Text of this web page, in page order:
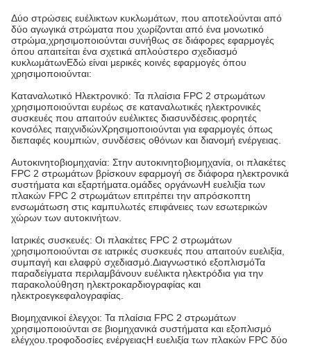
Δύο στρώσεις ευέλικτων κυκλωμάτων, που αποτελούνται από
δύο αγωγικά στρώματα που χωρίζονται από ένα μονωτικό
στρώμα,χρησιμοποιούνται συνήθως σε διάφορες εφαρμογές
όπου απαιτείται ένα σχετικά απλούστερο σχεδιασμό
κυκλωμάτωνΕδώ είναι μερικές κοινές εφαρμογές όπου
χρησιμοποιούνται:
Καταναλωτικό Ηλεκτρονικό: Τα πλαίσια FPC 2 στρωμάτων
χρησιμοποιούνται ευρέως σε καταναλωτικές ηλεκτρονικές
συσκευές που απαιτούν ευέλικτες διασυνδέσεις.φορητές
κονσόλες παιχνιδιώνΧρησιμοποιούνται για εφαρμογές όπως
διεπαφές κουμπιών, συνδέσεις οθόνων και διανομή ενέργειας.
Αυτοκινητοβιομηχανία: Στην αυτοκινητοβιομηχανία, οι πλακέτες
FPC 2 στρωμάτων βρίσκουν εφαρμογή σε διάφορα ηλεκτρονικά
συστήματα και εξαρτήματα.ομάδες οργάνωνΗ ευελιξία των
πλακών FPC 2 στρωμάτων επιτρέπει την απρόσκοπτη
ενσωμάτωση στις καμπυλωτές επιφάνειες των εσωτερικών
χώρων των αυτοκινήτων.
Ιατρικές συσκευές: Οι πλακέτες FPC 2 στρωμάτων
χρησιμοποιούνται σε ιατρικές συσκευές που απαιτούν ευελιξία,
συμπαγή και ελαφρύ σχεδιασμό.Διαγνωστικό εξοπλισμόΤα
παραδείγματα περιλαμβάνουν ευέλικτα ηλεκτρόδια για την
παρακολούθηση ηλεκτροκαρδιογραφίας και
ηλεκτροεγκεφαλογραφίας.
Βιομηχανικοί έλεγχοι: Τα πλαίσια FPC 2 στρωμάτων
χρησιμοποιούνται σε βιομηχανικά συστήματα και εξοπλισμό
ελέγχου.τροφοδοσίες ενέργειαςΗ ευελιξία των πλακών FPC δύο